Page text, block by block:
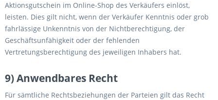
Aktionsgutschein im Online-Shop des Verkäufers einlöst,
leisten. Dies gilt nicht, wenn der Verkäufer Kenntnis oder grob
fahrlässige Unkenntnis von der Nichtberechtigung, der
Geschäftsunfähigkeit oder der fehlenden
Vertretungsberechtigung des jeweiligen Inhabers hat.
9) Anwendbares Recht
Für sämtliche Rechtsbeziehungen der Parteien gilt das Recht